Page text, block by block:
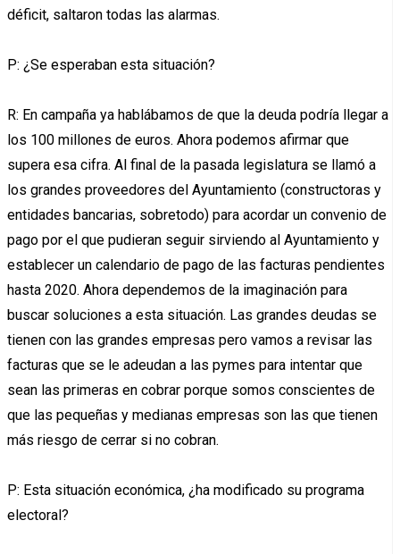
déficit, saltaron todas las alarmas.
P: ¿Se esperaban esta situación?
R: En campaña ya hablábamos de que la deuda podría llegar a
los 100 millones de euros. Ahora podemos afirmar que
supera esa cifra. Al final de la pasada legislatura se llamó a
los grandes proveedores del Ayuntamiento (constructoras y
entidades bancarias, sobretodo) para acordar un convenio de
pago por el que pudieran seguir sirviendo al Ayuntamiento y
establecer un calendario de pago de las facturas pendientes
hasta 2020. Ahora dependemos de la imaginación para
buscar soluciones a esta situación. Las grandes deudas se
tienen con las grandes empresas pero vamos a revisar las
facturas que se le adeudan a las pymes para intentar que
sean las primeras en cobrar porque somos conscientes de
que las pequeñas y medianas empresas son las que tienen
más riesgo de cerrar si no cobran.
P: Esta situación económica, ¿ha modificado su programa
electoral?